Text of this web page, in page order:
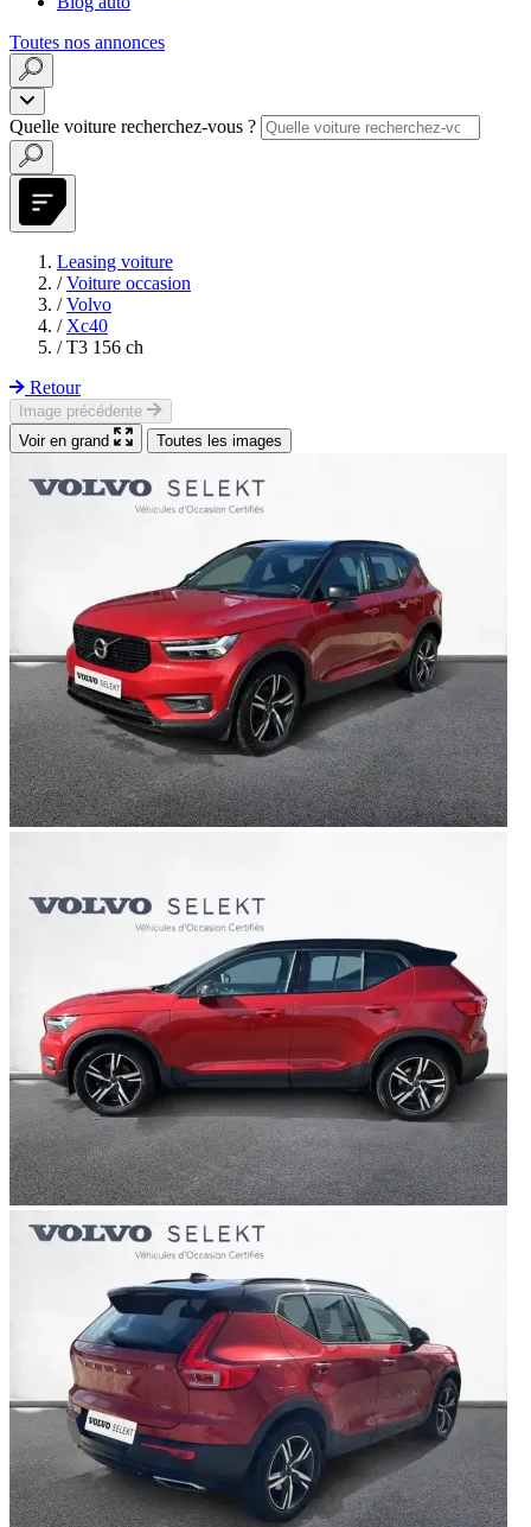
Toutes nos annonces
Quelle voiture recherchez-vous ?
Leasing voiture
/ Voiture occasion
/ Volvo
/ Xc40
/ T3 156 ch
Retour
Image précédente
Voir en grand
Toutes les images